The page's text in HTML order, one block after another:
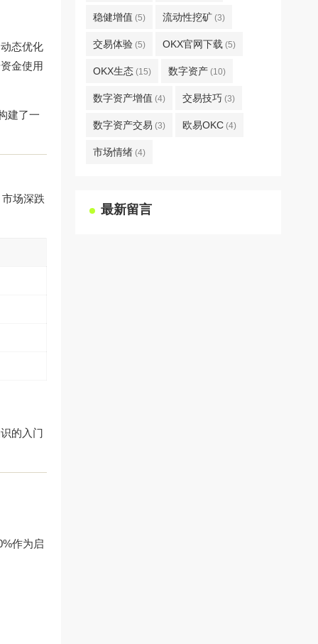
态优化
金使用
建了一
场深跌
的入门
作为启
稳健增值 (5) 流动性挖矿 (3)
交易体验 (5) OKX官网下载 (5)
OKX生态 (15) 数字资产 (10)
数字资产增值 (4) 交易技巧 (3)
数字资产交易 (3) 欧易OKC (4)
市场情绪 (4)
最新留言